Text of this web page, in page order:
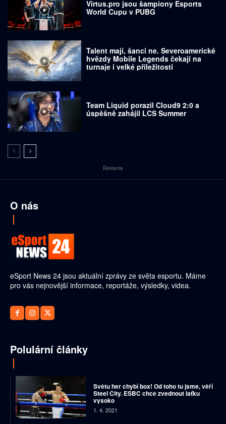
Virtus.pro jsou šampiony Esports
World Cupu v PUBG
Talent mají, šanci ne. Severoamerické
hvězdy Mobile Legends čekají na
turnaje i velké příležitosti
Team Liquid porazil Cloud9 2:0 a
úspěšně zahájil LCS Summer
Reklama
O nás
eSport News 24 jsou aktuální zprávy ze světa esportu. Máme
pro vás nejnovější informace, reportáže, výsledky, videa.
Polulární články
Světu her chybí box! Od toho tu jsme, věří
Steel City. ESBC chce zvednout laťku
vysoko
1. 4. 2021